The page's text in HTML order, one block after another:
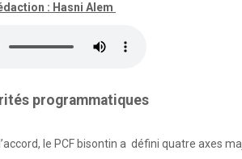
: Hasni Alem
programmatiques
le PCF bisontin a défini quatre axes